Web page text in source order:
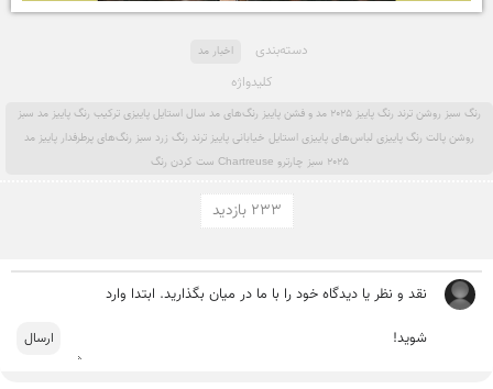
دسته‌بندی اخبار مد
کلید‌واژه
رنگ سبز روشن ترند رنگ پاییز ۲۰۲۵ مد و فشن پاییز رنگ‌های مد سال استایل پاییزی ترکیب رنگ پاییز مد سبز
روشن پالت رنگ پاییزی لباس‌های پاییزی استایل خیابانی پاییز ترند رنگ زرد سبز رنگ‌های پرطرفدار پاییز مد
۲۰۲۵ سبز چارترو Chartreuse ست کردن رنگ
233 بازدید